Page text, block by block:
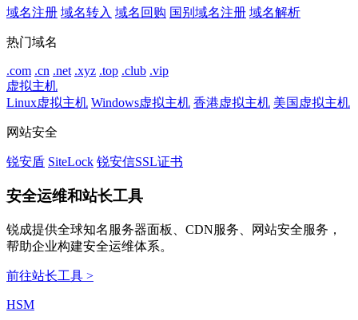
域名注册 域名转入 域名回购 国别域名注册 域名解析
热门域名
.com .cn .net .xyz .top .club .vip
虚拟主机
Linux虚拟主机 Windows虚拟主机 香港虚拟主机 美国虚拟主机
网站安全
锐安盾 SiteLock 锐安信SSL证书
安全运维和站长工具
锐成提供全球知名服务器面板、CDN服务、网站安全服务，
帮助企业构建安全运维体系。
前往站长工具 >
HSM